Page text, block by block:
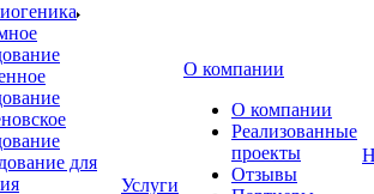
для
Услуги
О компании
О компании
Реализованные
проекты
Отзывы